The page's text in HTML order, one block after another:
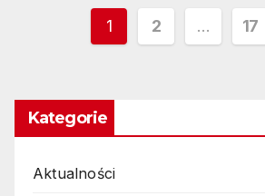
Stronicowanie
1 2 … 17
Kategorie
Aktualności